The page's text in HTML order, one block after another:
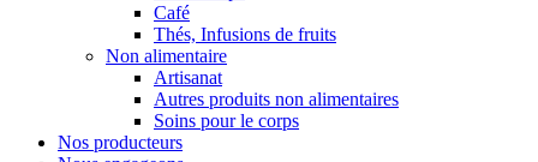
Café
Thés, Infusions de fruits
Non alimentaire
Artisanat
Autres produits non alimentaires
Soins pour le corps
Nos producteurs